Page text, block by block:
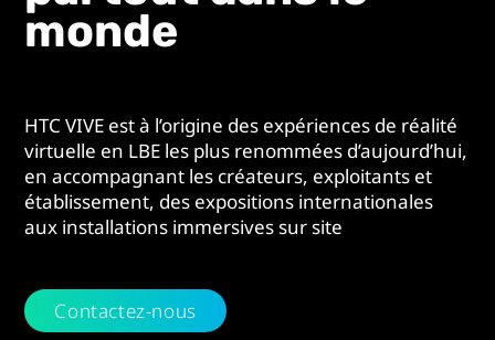
monde
HTC VIVE est à l’origine des expériences de réalité
virtuelle en LBE les plus renommées d’aujourd’hui,
en accompagnant les créateurs, exploitants et
établissement, des expositions internationales
aux installations immersives sur site
Contactez-nous